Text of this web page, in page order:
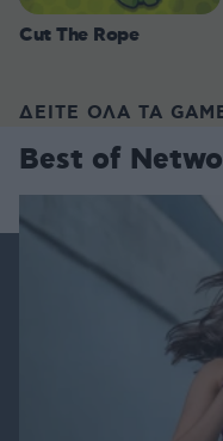
Cut The Rope
ΔΕΙΤΕ ΟΛΑ ΤΑ
Best of